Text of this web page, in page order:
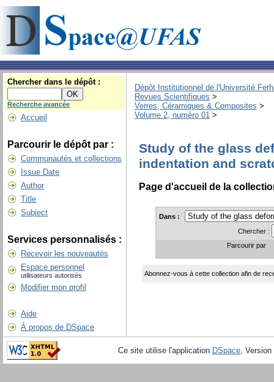
Chercher dans le dépôt :
Recherche avancée
Accueil
Parcourir le dépôt par :
Communautés et collections
Issue Date
Author
Title
Subject
Services personnalisés :
Recevoir les nouveautés
Espace personnel
utilisateurs autorisés
Modifier mon profil
Aide
À propos de DSpace
Dépôt Institutionnel de l'Université
Revues Scientifiques >
Verres, Céramiques & Composites >
Volume 2, numéro 01 >
Study of the glass
indentation and
Page d'accueil de la
Dans :
Chercher :
Parcourir par
Abonnez-vous à cette collection afin de
Ce site utilise l'application DSpace,